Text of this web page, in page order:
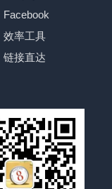
Facebook
效率工具
链接直达